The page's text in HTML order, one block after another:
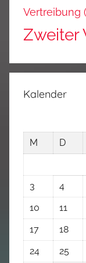
Vertreibung
Zweiter
Kalender
M
D
3
4
10
11
17
18
24
25